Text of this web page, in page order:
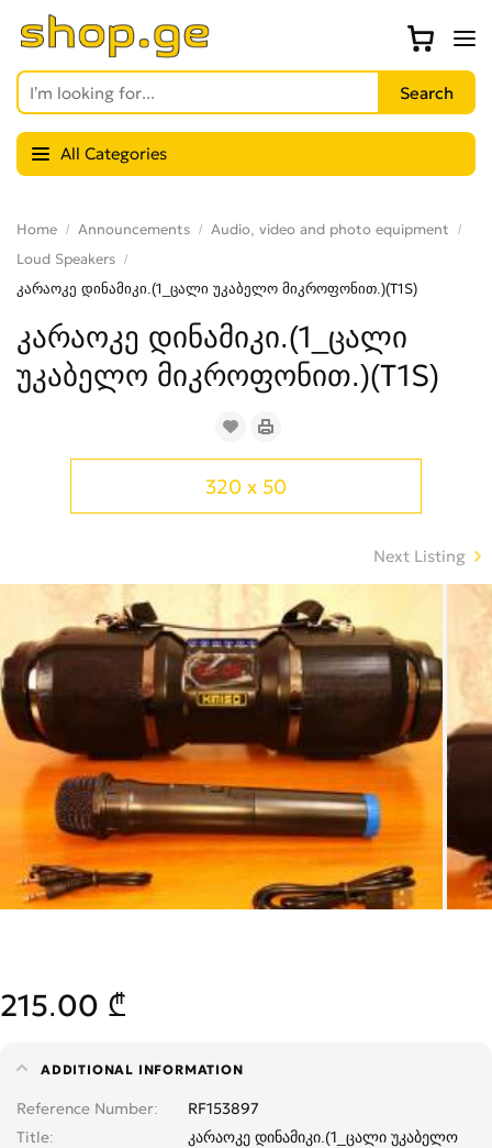
All Categories
Home Announcements
Audio, video and photo equipment
Loud Speakers
კარაოკე დინამიკი.(1_ცალი უკაბელო მიკროფონით.)(T1S)
კარაოკე დინამიკი.(1_ცალი
უკაბელო მიკროფონით.)(T1S)
320 x 50
Next Listing
215.00 ₾
ADDITIONAL INFORMATION
Reference Number
RF153897
Title
კარაოკე დინამიკი.(1_ცალი უკაბელო